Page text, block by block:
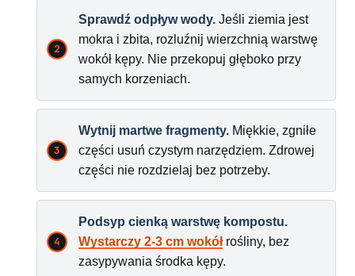
Sprawdź odpływ wody. Jeśli ziemia jest
mokra i zbita, rozluźnij wierzchnią warstwę
wokół kępy. Nie przekopuj głęboko przy
samych korzeniach.
Wytnij martwe fragmenty. Miękkie, zgniłe
części usuń czystym narzędziem. Zdrowej
części nie rozdzielaj bez potrzeby.
Podsyp cienką warstwę kompostu.
Wystarczy 2-3 cm wokółrośliny, bez
zasypywania środka kępy.